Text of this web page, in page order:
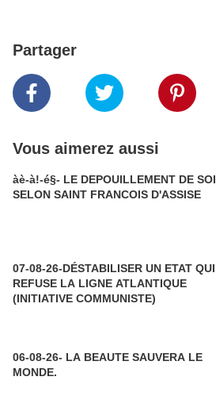
Partager
Vous aimerez aussi
àè-à!-é§- LE DEPOUILLEMENT DE SOI
SELON SAINT FRANCOIS D'ASSISE
07-08-26-DÉSTABILISER UN ETAT QUI
REFUSE LA LIGNE ATLANTIQUE
(INITIATIVE COMMUNISTE)
06-08-26- LA BEAUTE SAUVERA LE
MONDE.